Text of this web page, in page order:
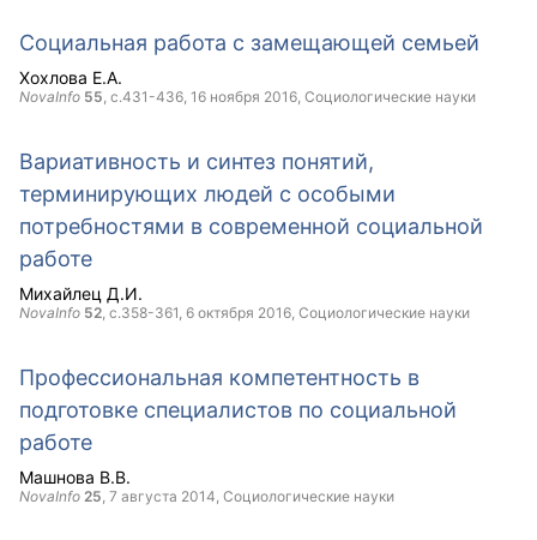
Социальная работа с замещающей семьей
Хохлова Е.А.
NovaInfo 55, с.431-436, 16 ноября 2016, Социологические науки
Вариативность и синтез понятий,
терминирующих людей с особыми
потребностями в современной социальной
работе
Михайлец Д.И.
NovaInfo 52, с.358-361, 6 октября 2016, Социологические науки
Профессиональная компетентность в
подготовке специалистов по социальной
работе
Машнова В.В.
NovaInfo 25, 7 августа 2014, Социологические науки